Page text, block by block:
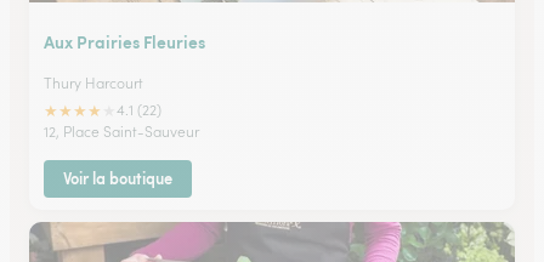
Aux Prairies Fleuries
Thury Harcourt
★★★★
4.1 (22)
12, Place Saint-Sauveur
Voir la boutique